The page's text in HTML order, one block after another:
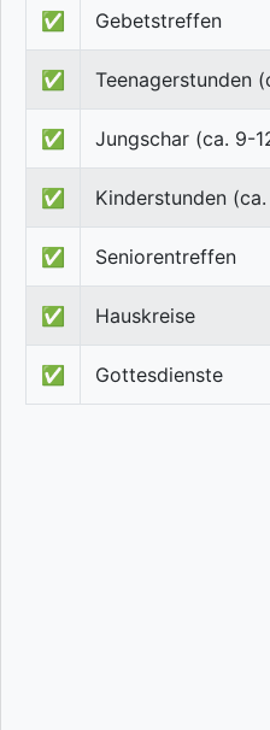
✅ Gebetstreffen
✅ Teenagerstunden
✅ Jungschar (ca. 9-
✅ Kinderstunden
✅ Seniorentreffen
✅ Hauskreise
✅ Gottesdienste